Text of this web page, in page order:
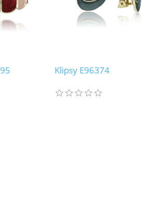
Klipsy E96374